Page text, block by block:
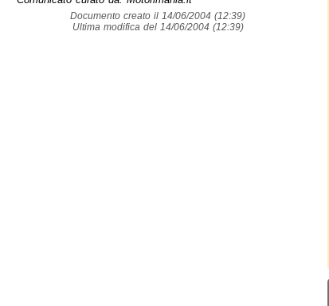
Documento creato il 14/06/2004 (12:39)
Ultima modifica del 14/06/2004 (12:39)